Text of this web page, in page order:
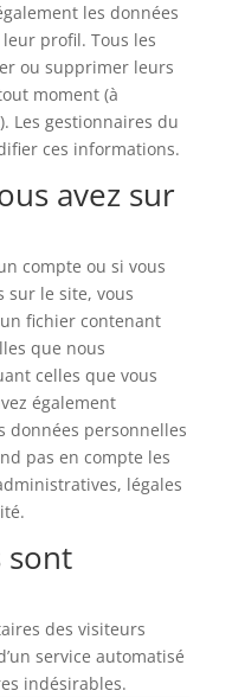
les données
profil. Tous les
ou supprimer leurs
moment (à
Les gestionnaires du
ces informations.
avez sur
compte ou si vous
sur le site, vous
fichier contenant
que nous
celles que vous
également
données personnelles
pas en compte les
légales
sont
des visiteurs
service automatisé
indésirables.